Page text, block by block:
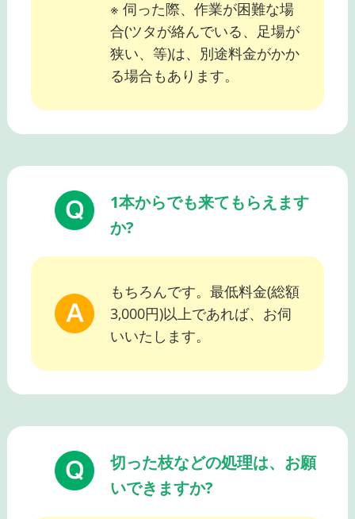
※ 伺った際、作業が困難な場
合(ツタが絡んでいる、足場が
狭い、等)は、別途料金がかか
る場合もあります。
1本からでも来てもらえます
か?
もちろんです。最低料金(総額
3,000円)以上であれば、お伺
いいたします。
切った枝などの処理は、お願
いできますか?